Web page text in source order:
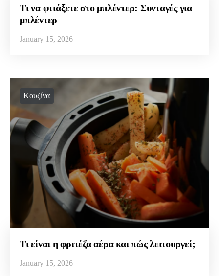
Τι να φτιάξετε στο μπλέντερ: Συνταγές για
μπλέντερ
January 15, 2026
Κουζίνα
Τι είναι η φριτέζα αέρα και πώς λειτουργεί;
January 15, 2026